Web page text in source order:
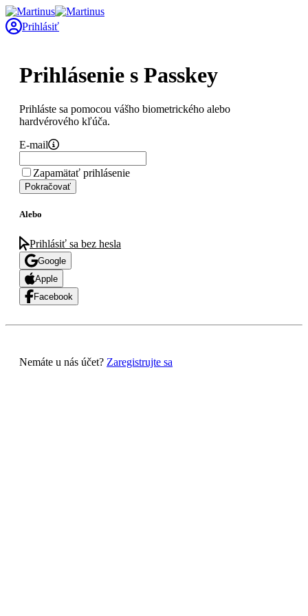
Prihlásiť
Prihlásenie s Passkey
Prihláste sa pomocou vášho biometrického alebo
hardvérového kľúča.
E-mail
Zapamätať prihlásenie
Pokračovať
Alebo
Prihlásiť sa bez hesla
Google
Apple
Facebook
Nemáte u nás účet? Zaregistrujte sa